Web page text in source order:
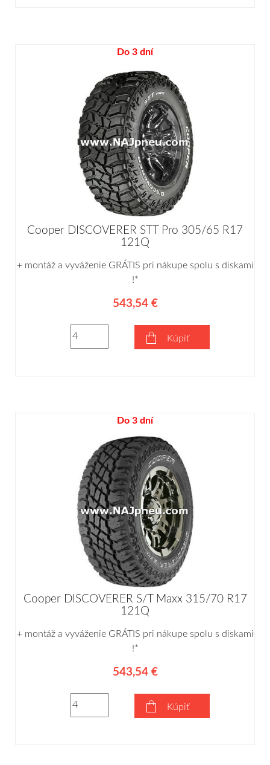
Do 3 dní
Cooper DISCOVERER STT Pro 305/65 R17
121Q
+ montáž a vyváženie GRÁTIS pri nákupe spolu s diskami
!*
543,54 €
Kúpiť
Do 3 dní
Cooper DISCOVERER S/T Maxx 315/70 R17
121Q
+ montáž a vyváženie GRÁTIS pri nákupe spolu s diskami
!*
543,54 €
Kúpiť